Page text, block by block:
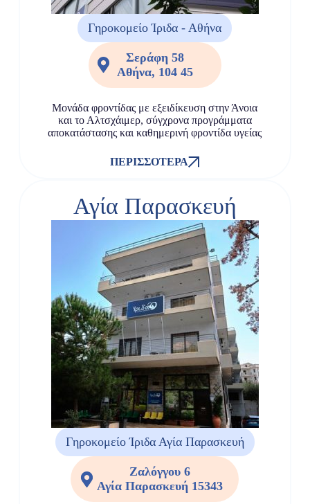
Γηροκομείο Ίριδα - Αθήνα
Σεράφη 58
Αθήνα, 104 45
Μονάδα φροντίδας με εξειδίκευση στην Άνοια
και το Αλτσχάιμερ, σύγχρονα προγράμματα
αποκατάστασης και καθημερινή φροντίδα υγείας
ΠΕΡΙΣΣΌΤΕΡΑ
Αγία Παρασκευή
Γηροκομείο Ίριδα Αγία Παρασκευή
Ζαλόγγου 6
Αγία Παρασκευή 15343